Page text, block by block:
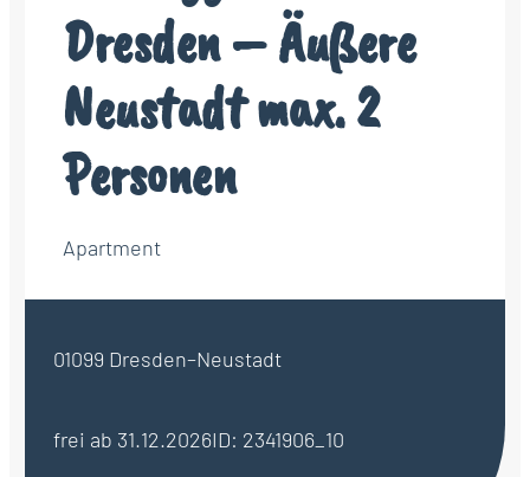
Dresden – Äußere
Neustadt max. 2
Personen
Apartment
01099 Dresden–Neustadt
frei ab 31.12.2026ID: 2341906_10